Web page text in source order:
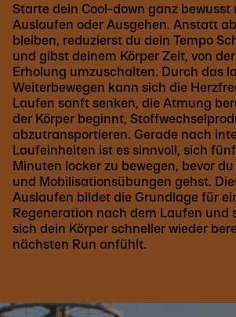
Starte dein Cool-down ganz bewusst
Auslaufen oder Ausgehen. Anstatt
bleiben, reduzierst du dein Tempo
und gibst deinem Körper Zeit, von
Erholung umzuschalten. Durch das
Weiterbewegen kann sich die
Laufen sanft senken, die Atmung
der Körper beginnt,
abzutransportieren. Gerade nach
Laufeinheiten ist es sinnvoll, sich
Minuten locker zu bewegen, bevor
und Mobilisationsübungen gehst.
Auslaufen bildet die Grundlage für
Regeneration nach dem Laufen und
sich dein Körper schneller wieder
nächsten Run anfühlt.